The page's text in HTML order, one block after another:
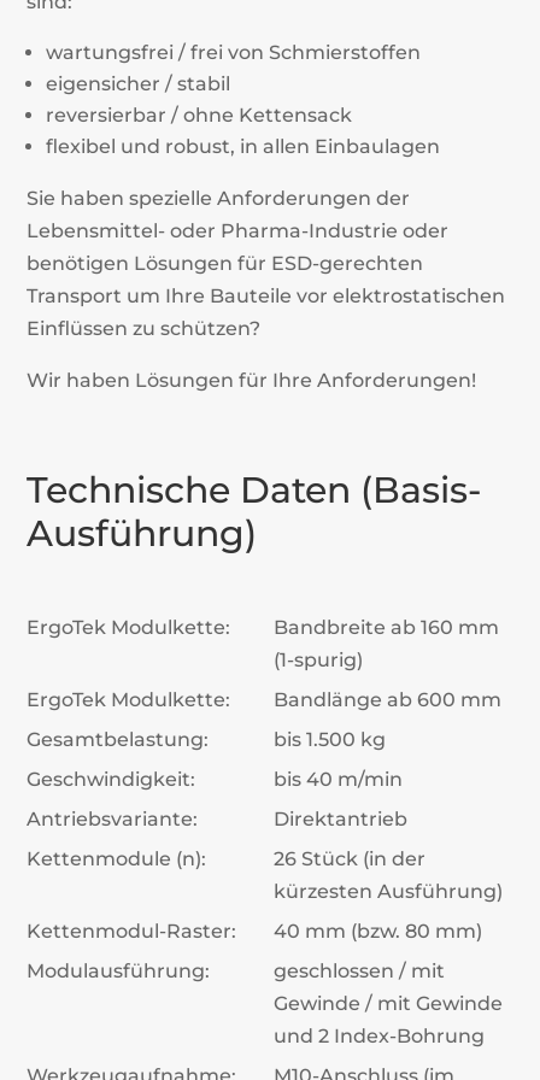
wartungsfrei / frei von Schmierstoffen
eigensicher / stabil
reversierbar / ohne Kettensack
flexibel und robust, in allen Einbaulagen
Sie haben spezielle Anforderungen der
Lebensmittel- oder Pharma-Industrie oder
benötigen Lösungen für ESD-gerechten
Transport um Ihre Bauteile vor elektrostatischen
Einflüssen zu schützen?
Wir haben Lösungen für Ihre Anforderungen!
Technische Daten (Basis-
Ausführung)
ErgoTek Modulkette:
Bandbreite ab 160 mm
(1-spurig)
ErgoTek Modulkette:
Bandlänge ab 600 mm
Gesamtbelastung:
bis 1.500 kg
Geschwindigkeit:
bis 40 m/min
Antriebsvariante:
Direktantrieb
Kettenmodule (n):
26 Stück (in der
kürzesten Ausführung)
Kettenmodul-Raster:
40 mm (bzw. 80 mm)
Modulausführung:
geschlossen / mit
Gewinde / mit Gewinde
und 2 Index-Bohrung